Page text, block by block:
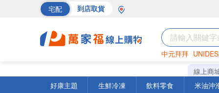
宅配 到店取貨
中元拜拜
巧克力 罐頭
線上商
好康主題
生鮮冷凍 飲料零食 米油沖